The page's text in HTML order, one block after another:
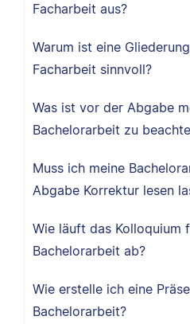
Facharbeit aus?
Warum ist eine
Facharbeit sinnvoll?
Was ist vor der Abgabe
Bachelorarbeit zu
Muss ich meine
Abgabe Korrektur lesen
Wie läuft das Kolloquium
Bachelorarbeit ab?
Wie erstelle ich eine
Bachelorarbeit?